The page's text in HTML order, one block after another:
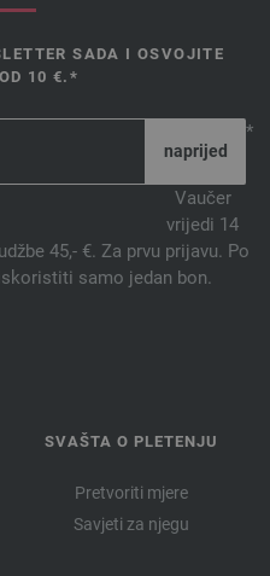
SADA I OSVOJITE
10 €.*
*
Vaučer
vrijedi 14
45,- €. Za prvu prijavu. Po
samo jedan bon.
SVAŠTA O PLETENJU
Pretvoriti mjere
Savjeti za njegu